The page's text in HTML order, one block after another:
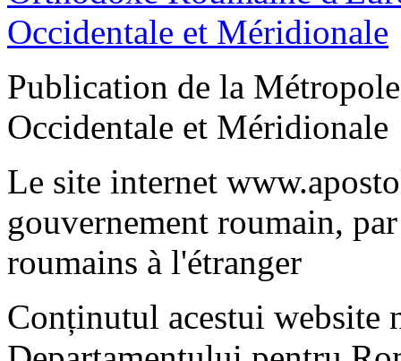
Publication de la
Occidentale et Méridionale
Le site internet
gouvernement roumain,
roumains à l'étranger
Conținutul acestui website